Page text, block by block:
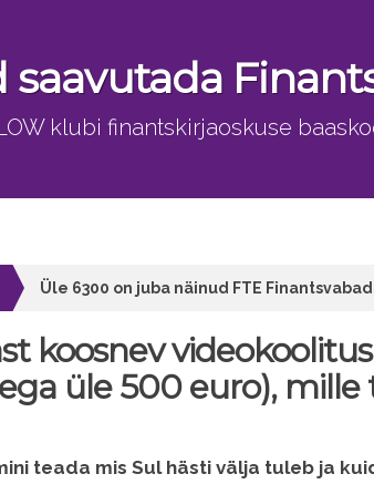
saavutada
klubi finantskirjaoskuse
Üle 6300 on juba näinud FTE
koosnev videokoolitus
üle 500 euro),
teada mis Sul hästi välja tuleb ja